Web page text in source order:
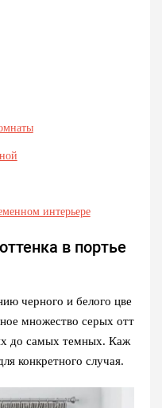
интерьере
в портье
черного и белого цве
множество серых отт
до самых темных. Каж
конкретного случая.